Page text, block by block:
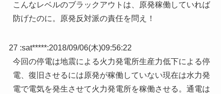
こんなレベルのブラックアウトは、原発稼働していれば
防げたのに。原発反対派の責任を問え！
27 :sat*****:2018/09/06(木)09:56:22
今回の停電は地震による火力発電所生産力低下による停
電、復旧させるには原発が稼働していない現在は水力発
電で電気を発生させて火力発電所を稼働させる。通電は